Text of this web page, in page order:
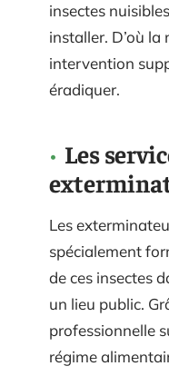
insectes
installer. D’où la
intervention
éradiquer.
Les
Les
spécialement
de ces insectes
un lieu public.
professionnelle
régime